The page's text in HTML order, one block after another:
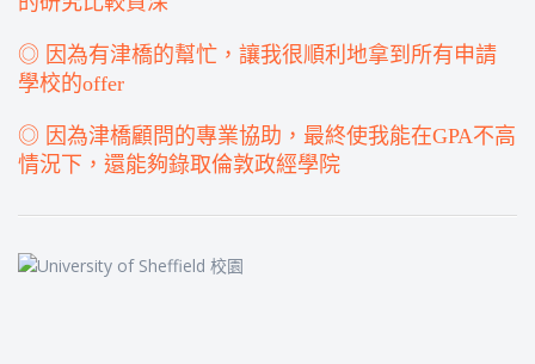
◎ 因為有津橋的幫忙，讓我很順利地拿到所有申請
學校的offer
◎ 因為津橋顧問的專業協助，最終使我能在GPA不高
情況下，還能夠錄取倫敦政經學院